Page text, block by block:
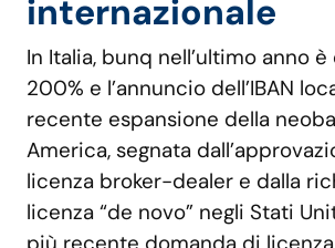
internazionale
In Italia, bunq nell’ultimo anno
200% e l’annuncio dell’IBAN
recente espansione della
America, segnata
licenza broker-dealer e dalla
licenza “de novo” negli Stati